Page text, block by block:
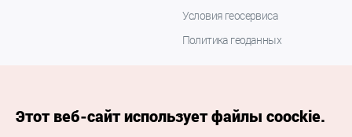
Условия геосервиса
Политика геоданных
Этот веб-сайт использует файлы coockie.